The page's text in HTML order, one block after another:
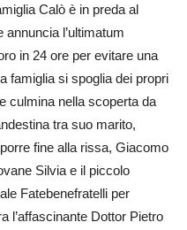
Calò è in preda al
l’ultimatum
in 24 ore per evitare una
famiglia si spoglia dei propri
culmina nella scoperta da
tra suo marito,
fine alla rissa, Giacomo
Silvia e il piccolo
Fatebenefratelli per
l’affascinante Dottor Pietro